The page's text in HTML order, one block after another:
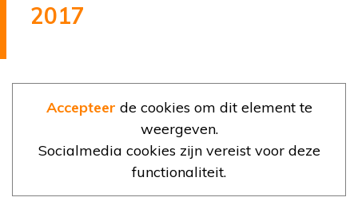
2017
Accepteer de cookies om dit element te
weergeven.
Socialmedia cookies zijn vereist voor deze
functionaliteit.